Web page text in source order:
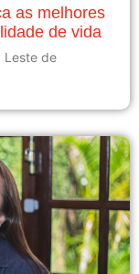
as melhores
de vida
Leste de